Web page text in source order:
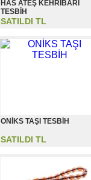
HAS ATEŞ KEHRİBARI
TESBİH
SATILDI TL
ONİKS TAŞI TESBİH
SATILDI TL